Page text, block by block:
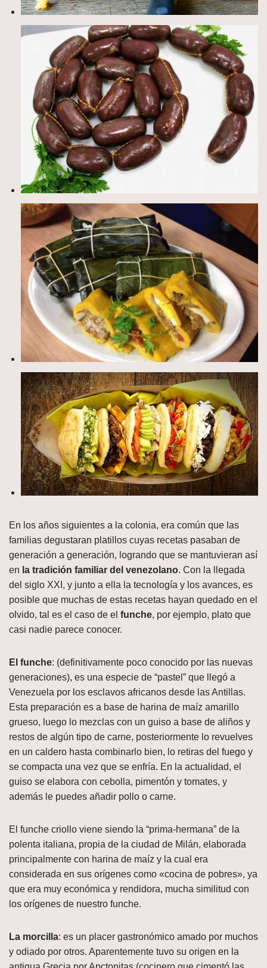
En los años siguientes a la colonia, era común que las
familias degustaran platillos cuyas recetas pasaban de
generación a generación, logrando que se mantuvieran así
en la tradición familiar del venezolano. Con la llegada
del siglo XXI, y junto a ella la tecnología y los avances, es
posible que muchas de estas recetas hayan quedado en el
olvido, tal es el caso de el funche, por ejemplo, plato que
casi nadie parece conocer.
El funche: (definitivamente poco conocido por las nuevas
generaciones), es una especie de “pastel” que llegó a
Venezuela por los esclavos africanos desde las Antillas.
Esta preparación es a base de harina de maíz amarillo
grueso, luego lo mezclas con un guiso a base de aliños y
restos de algún tipo de carne, posteriormente lo revuelves
en un caldero hasta combinarlo bien, lo retiras del fuego y
se compacta una vez que se enfría. En la actualidad, el
guiso se elabora con cebolla, pimentón y tomates, y
además le puedes añadir pollo o carne.
El funche criollo viene siendo la “prima-hermana” de la
polenta italiana, propia de la ciudad de Milán, elaborada
principalmente con harina de maíz y la cual era
considerada en sus orígenes como «cocina de pobres», ya
que era muy económica y rendidora, mucha similitud con
los orígenes de nuestro funche.
La morcilla: es un placer gastronómico amado por muchos
y odiado por otros. Aparentemente tuvo su origen en la